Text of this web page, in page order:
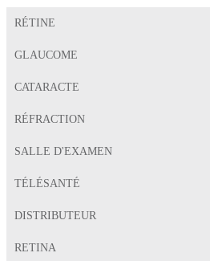
RÉTINE
GLAUCOME
CATARACTE
RÉFRACTION
SALLE D'EXAMEN
TÉLÉSANTÉ
DISTRIBUTEUR
RETINA